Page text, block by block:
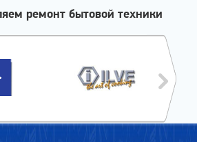
ремонт бытовой техники